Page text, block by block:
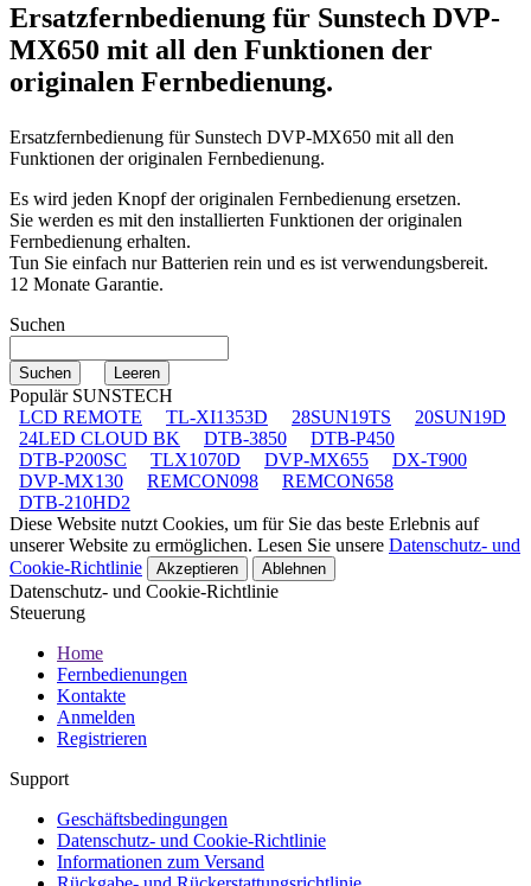
Ersatzfernbedienung für Sunstech DVP-
MX650 mit all den Funktionen der
originalen Fernbedienung.
Ersatzfernbedienung fürSunstech DVP-MX650 mit all den
Funktionen der originalen Fernbedienung.
Es wird jeden Knopf der originalen Fernbedienung ersetzen.
Sie werden es mit den installierten Funktionen der originalen
Fernbedienung erhalten.
Tun Sie einfach nur Batterien rein und es ist verwendungsbereit.
12 Monate Garantie.
Suchen
Populär SUNSTECH
LCD REMOTE
TL-XI1353D 28SUN19TS
20SUN19D
24LED CLOUD BK
DTB-3850
DTB-P450
DTB-P200SC
TLX1070D DVP-MX655
DX-T900
DVP-MX130
REMCON098
REMCON658
DTB-210HD2
Diese Website nutzt Cookies, um für Sie das beste Erlebnis auf
unserer Website zu ermöglichen. Lesen Sie unsere Datenschutz- und
Cookie-Richtlinie
Akzeptieren Ablehnen
Datenschutz- und Cookie-Richtlinie
Steuerung
Home
Fernbedienungen
Kontakte
Anmelden
Registrieren
Support
Geschäftsbedingungen
Datenschutz- und Cookie-Richtlinie
Informationen zum Versand